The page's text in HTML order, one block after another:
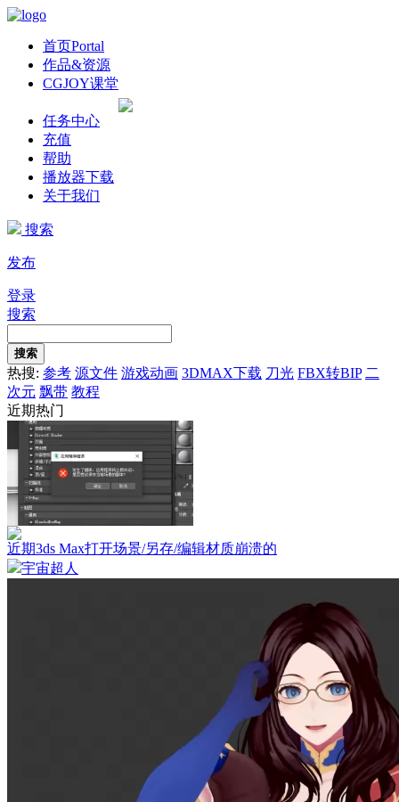
首页Portal
作品&资源
CGJOY课堂
任务中心
充值
帮助
播放器下载
关于我们
搜索
发布
登录
搜索
搜索
热搜: 参考 源文件 游戏动画 3DMAX下载 刀光 FBX转BIP 二
次元 飘带 教程
近期热门
近期3ds Max打开场景/另存/编辑材质崩溃的
宇宙超人